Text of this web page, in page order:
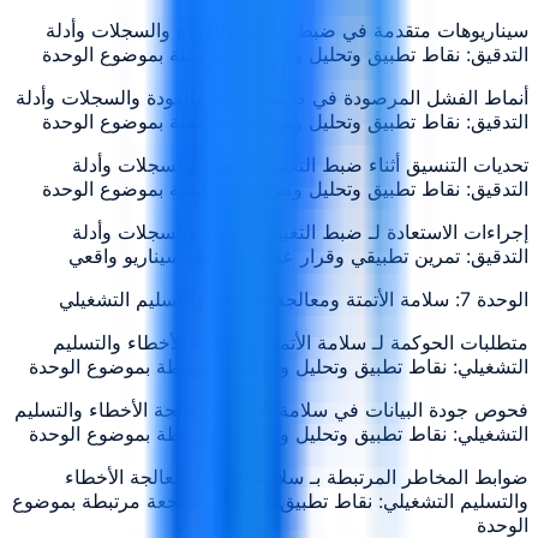
سيناريوهات متقدمة في ضبط التغيير والعودة والسجلات وأدلة
التدقيق: نقاط تطبيق وتحليل ومراجعة مرتبطة بموضوع الوحدة
أنماط الفشل المرصودة في ضبط التغيير والعودة والسجلات وأدلة
التدقيق: نقاط تطبيق وتحليل ومراجعة مرتبطة بموضوع الوحدة
تحديات التنسيق أثناء ضبط التغيير والعودة والسجلات وأدلة
التدقيق: نقاط تطبيق وتحليل ومراجعة مرتبطة بموضوع الوحدة
إجراءات الاستعادة لـ ضبط التغيير والعودة والسجلات وأدلة
التدقيق: تمرين تطبيقي وقرار عملي مرتبط بسيناريو واقعي
الوحدة 7: سلامة الأتمتة ومعالجة الأخطاء والتسليم التشغيلي
متطلبات الحوكمة لـ سلامة الأتمتة ومعالجة الأخطاء والتسليم
التشغيلي: نقاط تطبيق وتحليل ومراجعة مرتبطة بموضوع الوحدة
فحوص جودة البيانات في سلامة الأتمتة ومعالجة الأخطاء والتسليم
التشغيلي: نقاط تطبيق وتحليل ومراجعة مرتبطة بموضوع الوحدة
ضوابط المخاطر المرتبطة بـ سلامة الأتمتة ومعالجة الأخطاء
والتسليم التشغيلي: نقاط تطبيق وتحليل ومراجعة مرتبطة بموضوع
الوحدة